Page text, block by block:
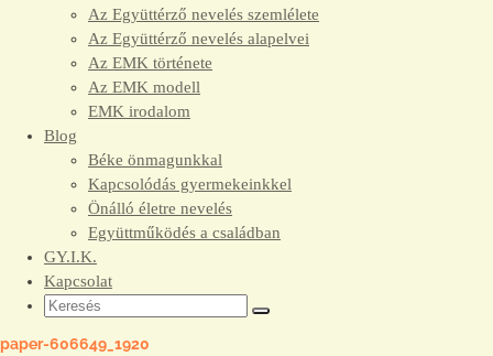
Az Együttérző nevelés szemlélete
Az Együttérző nevelés alapelvei
Az EMK története
Az EMK modell
EMK irodalom
Blog
Béke önmagunkkal
Kapcsolódás gyermekeinkkel
Önálló életre nevelés
Együttműködés a családban
GY.I.K.
Kapcsolat
paper-606649_1920